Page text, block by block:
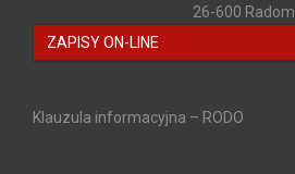
26-600 Radom
ZAPISY ON-LINE
Klauzula informacyjna – RODO